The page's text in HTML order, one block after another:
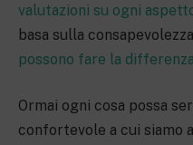
valutazioni su ogni
basa sulla
possono fare la differenza
Ormai ogni cosa possa
confortevole a cui siamo